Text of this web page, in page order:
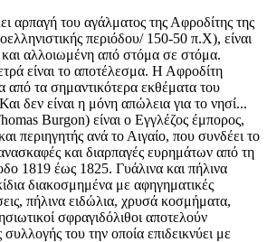
αρπαγή του αγάλματος της Αφροδίτης της
περιόδου/ 150-50 π.Χ), είναι
και αλλοιωμένη από στόμα σε στόμα.
είναι το αποτέλεσμα. Η Αφροδίτη
από τα σημαντικότερα εκθέματα του
δεν είναι η μόνη απώλεια για το νησί...
Burgon) είναι ο Εγγλέζος έμπορος,
περιηγητής ανά το Αιγαίο, που συνδέει το
και διαρπαγές ευρημάτων από τη
1819 έως 1825. Γυάλινα και πήλινα
διακοσμημένα με αφηγηματικές
πήλινα ειδώλια, χρυσά κοσμήματα,
σφραγιδόλιθοι αποτελούν
του την οποία επιδεικνύει με